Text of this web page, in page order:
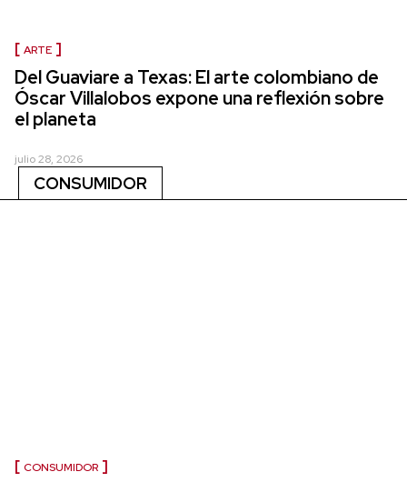
ARTE
Del Guaviare a Texas: El arte colombiano de
Óscar Villalobos expone una reflexión sobre
el planeta
julio 28, 2026
CONSUMIDOR
CONSUMIDOR